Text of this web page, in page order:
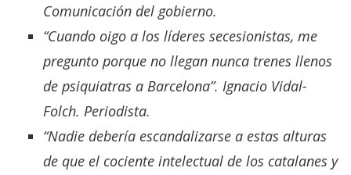
Comunicación del gobierno.
“Cuando oigo a los líderes secesionistas, me
pregunto porque no llegan nunca trenes llenos
de psiquiatras a Barcelona”. Ignacio Vidal-
Folch. Periodista.
“Nadie debería escandalizarse a estas alturas
de que el cociente intelectual de los catalanes y